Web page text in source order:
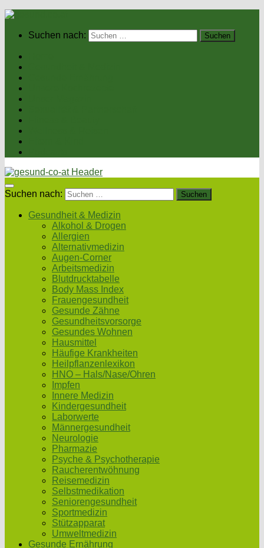
Suchen nach:
Suchen nach:
Gesundheit & Medizin
Alkohol & Drogen
Allergien
Alternativmedizin
Augen-Corner
Arbeitsmedizin
Blutdrucktabelle
Body Mass Index
Frauengesundheit
Gesunde Zähne
Gesundheitsvorsorge
Gesundes Wohnen
Hausmittel
Häufige Krankheiten
Heilpflanzenlexikon
HNO – Hals/Nase/Ohren
Impfen
Innere Medizin
Kindergesundheit
Laborwerte
Männergesundheit
Neurologie
Pharmazie
Psyche & Psychotherapie
Raucherentwöhnung
Reisemedizin
Selbstmedikation
Seniorengesundheit
Sportmedizin
Stützapparat
Umweltmedizin
Gesunde Ernährung